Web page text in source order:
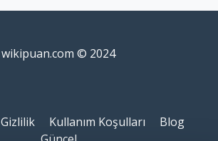
wikipuan.com © 2024
Gizlilik Kullanım Koşulları
Blog